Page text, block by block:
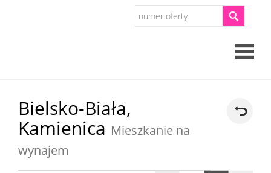
Bielsko-Biała,
Kamienica Mieszkanie na
wynajem